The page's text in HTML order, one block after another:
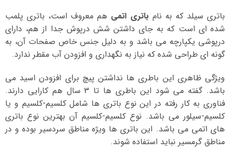
باتری سیلد که به نام باتری اتمی هم معروف است، باتری پلمب
شده ای است که به جای داشتن شش درپوش جدا از هم، دارای
درپوشی یکپارچه می باشد و به دلیل جنس خاص صفحات آن، به
گونه ای طراحی شده که نیاز به نگهداری و افزودن آب مقطر ندارد.
ویژگی ظاهری این باطری ها نداشتن پیچ برای افزودن اسید می
باشد. گفته می شود این باطری ها تا 3 سال هم کارایی دارند.
فناوری به کار رفته در این نوع باتری ها شامل کلسیم-کلسیم و یا
کلسیم-سیلور می باشد. نوع کلسیم-کلسیم آن بهترین نوع باتری
های اتمی می باشد. این باتری ها ویژه مناطق سردسیر بوده و در
مناطق گرمسیر نباید استفاده شوند.